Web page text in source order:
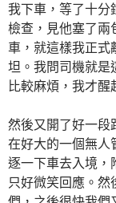
我下車，等了十分
檢查，見他塞了兩
車，就這樣我正式
坦。我問司機就是
比較麻煩，我才醒
然後又開了好一段
在好大的一個無人
逐一下車去入境，
只好微笑回應。